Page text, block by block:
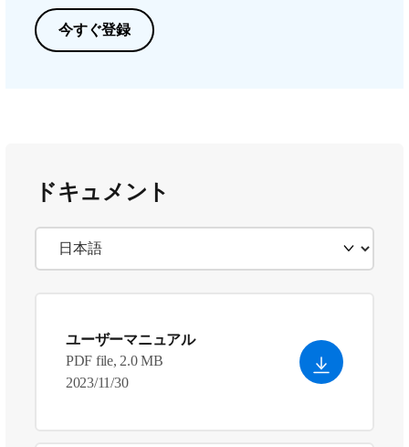
今すぐ登録
ドキュメント
ユーザーマニュアル
PDF file, 2.0 MB
2023/11/30